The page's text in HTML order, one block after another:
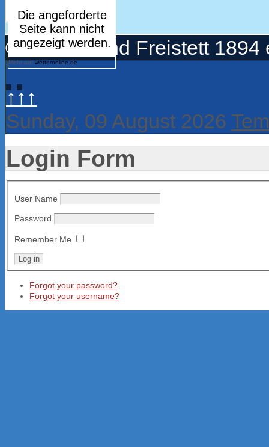
Mehr aufwetteronline.de
© Turnerbund Freistett 1894
↑↑↑
Sunday, 09 August 2026
Login Form
User Name
Password
Remember Me
Forgot your password?
Forgot your username?